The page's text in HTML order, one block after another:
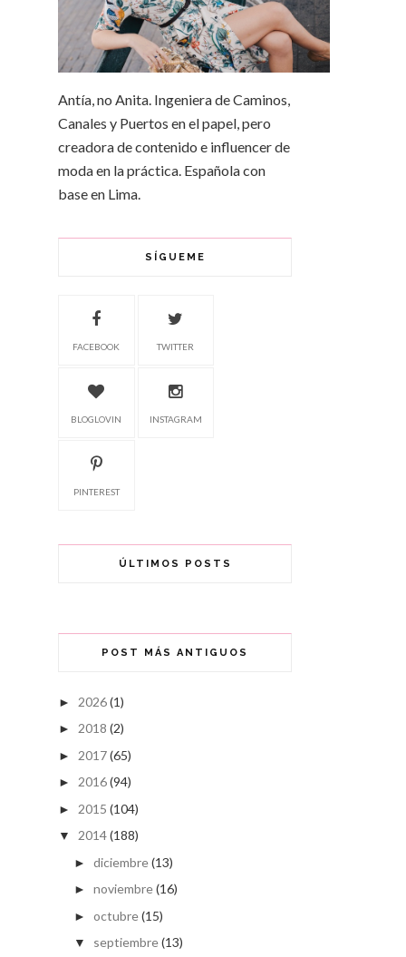
Antía, no Anita. Ingeniera de Caminos,
Canales y Puertos en el papel, pero
creadora de contenido e influencer de
moda en la práctica. Española con
base en Lima.
SÍGUEME
FACEBOOK TWITTER
BLOGLOVIN INSTAGRAM
PINTEREST
ÚLTIMOS POSTS
POST MÁS ANTIGUOS
► 2026(1)
► 2018 (2)
► 2017(65)
► 2016(94)
► 2015 (104)
▼ 2014(188)
► diciembre(13)
► noviembre(16)
► octubre(15)
▼ septiembre(13)